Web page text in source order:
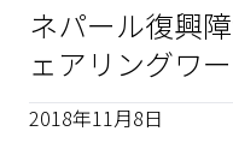
ネパール復興
ェアリングワ
2018年11月8日